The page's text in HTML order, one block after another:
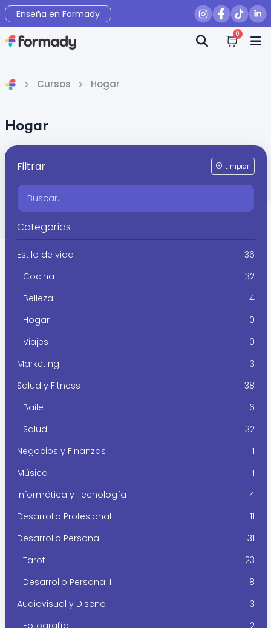
Enseña en Formady
0
Cursos Hogar
Hogar
Filtrar Limpiar
Categorías
Estilo de vida
36
Cocina
32
Belleza
4
Hogar
0
Viajes
0
Marketing
3
Salud y Fitness
38
Baile
6
Salud
32
Negocios y Finanzas
1
Música
1
Informática y Tecnología
4
Desarrollo Profesional
11
Desarrollo Personal
31
Tarot
23
Desarrollo Personal I
8
Audiovisual y Diseño
13
Fotografía
2